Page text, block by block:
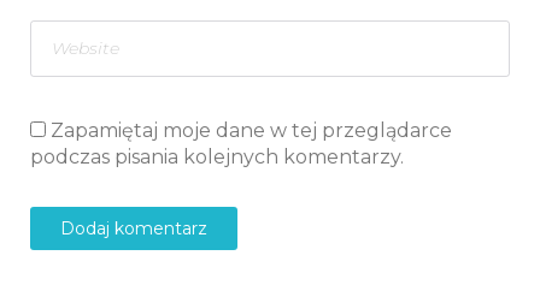
Zapamiętaj moje dane w tej przeglądarce
podczas pisania kolejnych komentarzy.